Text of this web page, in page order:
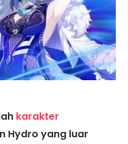
karakter
Hydro yang luar